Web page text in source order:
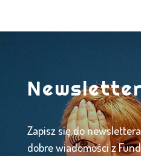
Newsletter
Zapisz się do
dobre wiadomości z